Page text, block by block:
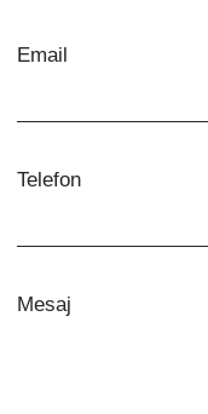
Email
Telefon
Mesaj